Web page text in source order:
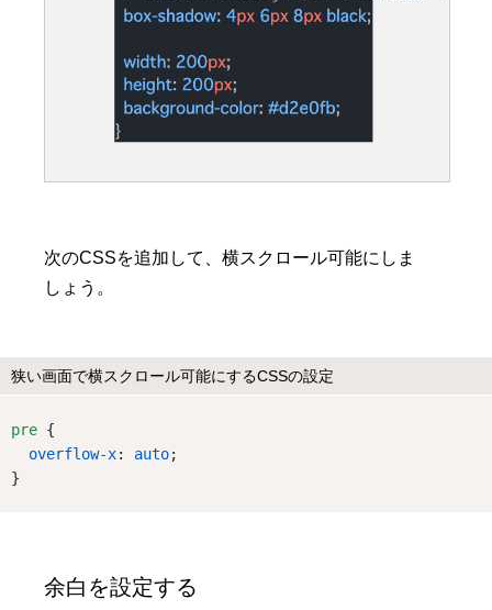
次のCSSを追加して、横スクロール可能にしま
しょう。
狭い画面で横スクロール可能にするCSSの設定
pre {
overflow-x: auto;
}
余白を設定する